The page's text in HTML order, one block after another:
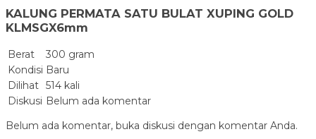
KALUNG PERMATA SATU BULAT XUPING GOLD
KLMSGX6mm
Berat
300 gram
Kondisi Baru
Dilihat 514 kali
Diskusi Belum ada komentar
Belum ada komentar, buka diskusi dengan komentar Anda.